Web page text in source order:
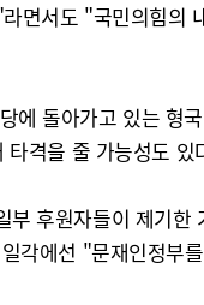
면서도 "국민의힘의
에 돌아가고 있는 형
격을 줄 가능성도 있
후원자들이 제기한
각에선 "문재인정부